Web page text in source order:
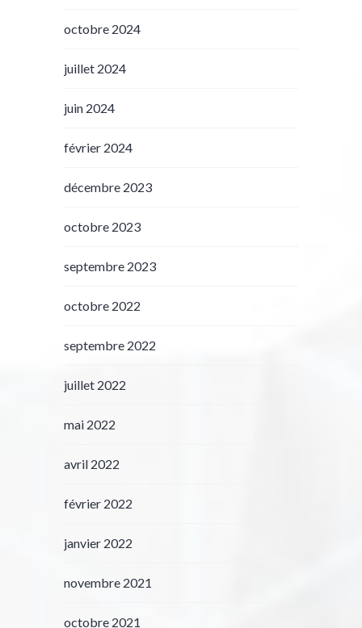
octobre 2024
juillet 2024
juin 2024
février 2024
décembre 2023
octobre 2023
septembre 2023
octobre 2022
septembre 2022
juillet 2022
mai 2022
avril 2022
février 2022
janvier 2022
novembre 2021
octobre 2021